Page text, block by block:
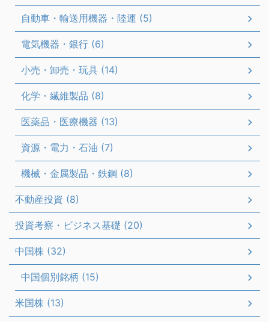
自動車・輸送用機器・陸運 (5)
電気機器・銀行 (6)
小売・卸売・玩具 (14)
化学・繊維製品 (8)
医薬品・医療機器 (13)
資源・電力・石油 (7)
機械・金属製品・鉄鋼 (8)
不動産投資 (8)
投資考察・ビジネス基礎 (20)
中国株 (32)
中国個別銘柄 (15)
米国株 (13)